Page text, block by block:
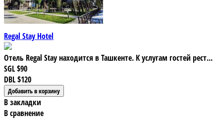
Regal Stay Hotel
Отель Regal Stay находится в Ташкенте. К услугам гостей рест...
SGL$90
DBL$120
В закладки
В сравнение